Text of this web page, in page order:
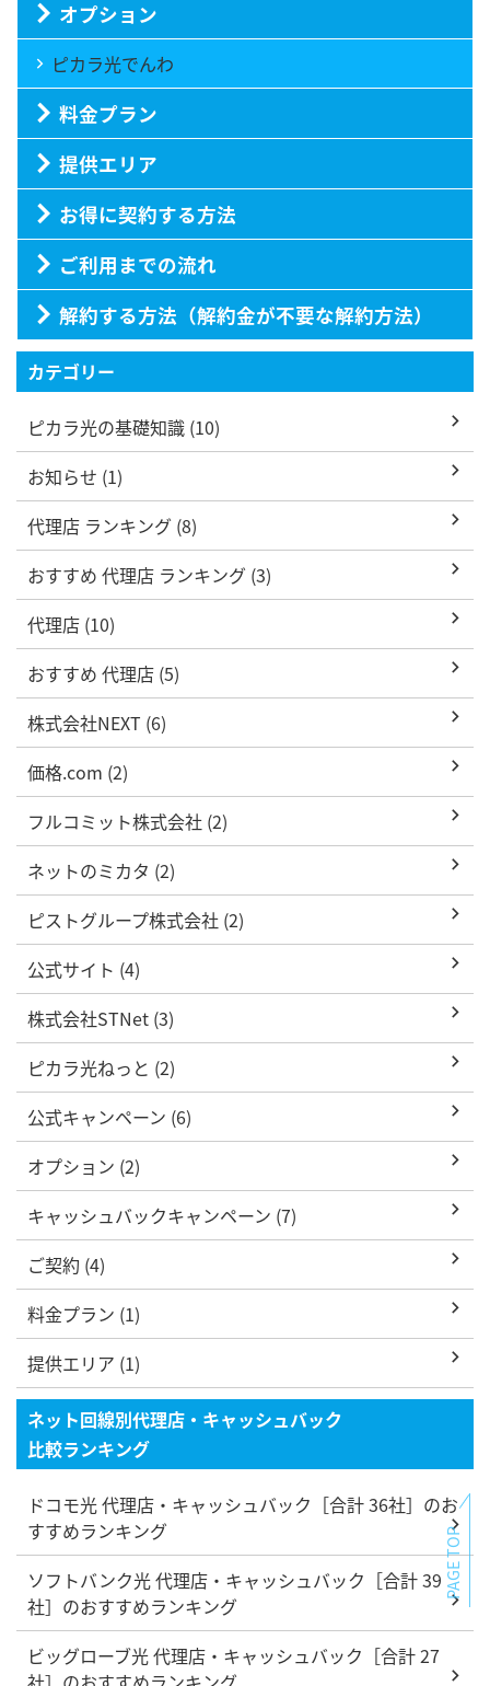
オプション
ピカラ光でんわ
料金プラン
提供エリア
お得に契約する方法
ご利用までの流れ
解約する方法（解約金が不要な解約方法）
カテゴリー
ピカラ光の基礎知識 (10)
お知らせ (1)
代理店 ランキング (8)
おすすめ 代理店 ランキング (3)
代理店 (10)
おすすめ 代理店 (5)
株式会社NEXT (6)
価格.com (2)
フルコミット株式会社 (2)
ネットのミカタ (2)
ピストグループ株式会社 (2)
公式サイト (4)
株式会社STNet (3)
ピカラ光ねっと (2)
公式キャンペーン (6)
オプション (2)
キャッシュバックキャンペーン (7)
ご契約 (4)
料金プラン (1)
提供エリア (1)
ネット回線別代理店・キャッシュバック
比較ランキング
ドコモ光 代理店・キャッシュバック［合計 36社］のお
すすめランキング
ソフトバンク光 代理店・キャッシュバック［合計 39
社］のおすすめランキング
ビッグローブ光 代理店・キャッシュバック［合計 27
PAGE TOP